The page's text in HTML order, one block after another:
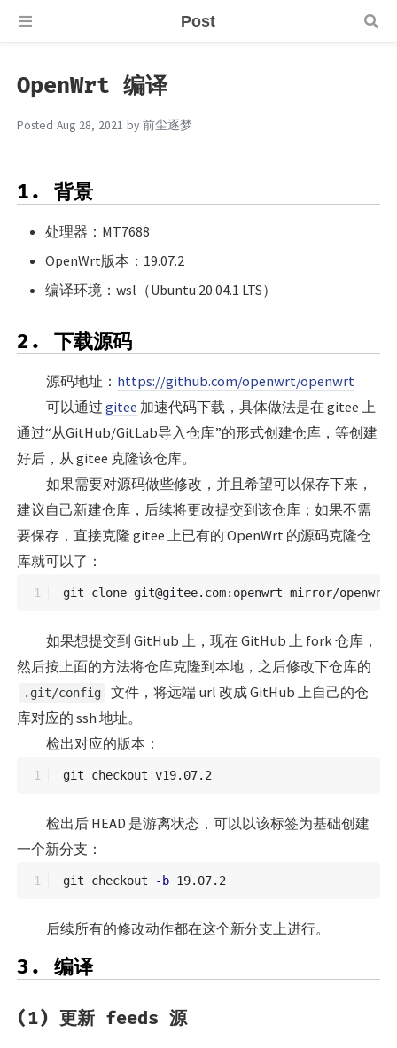
Post
OpenWrt 编译
Posted Aug 28, 2021 by 前尘逐梦
1. 背景
处理器：MT7688
OpenWrt版本：19.07.2
编译环境：wsl（Ubuntu 20.04.1 LTS）
2. 下载源码
源码地址： https://github.com/openwrt/openwrt
可以通过 gitee 加速代码下载，具体做法是在 gitee 上
通过“从GitHub/GitLab导入仓库”的形式创建仓库，等创建
好后，从 gitee 克隆该仓库。
如果需要对源码做些修改，并且希望可以保存下来，
建议自己新建仓库，后续将更改提交到该仓库；如果不需
要保存，直接克隆 gitee 上已有的 OpenWrt 的源码克隆仓
库就可以了：
如果想提交到 GitHub 上，现在 GitHub 上 fork 仓库，
然后按上面的方法将仓库克隆到本地，之后修改下仓库的
.git/config
文件，将远端 url 改成 GitHub 上自己的仓
库对应的 ssh 地址。
检出对应的版本：
检出后 HEAD 是游离状态，可以以该标签为基础创建
一个新分支：
git checkout -b
后续所有的修改动作都在这个新分支上进行。
3. 编译
(1) 更新 feeds 源